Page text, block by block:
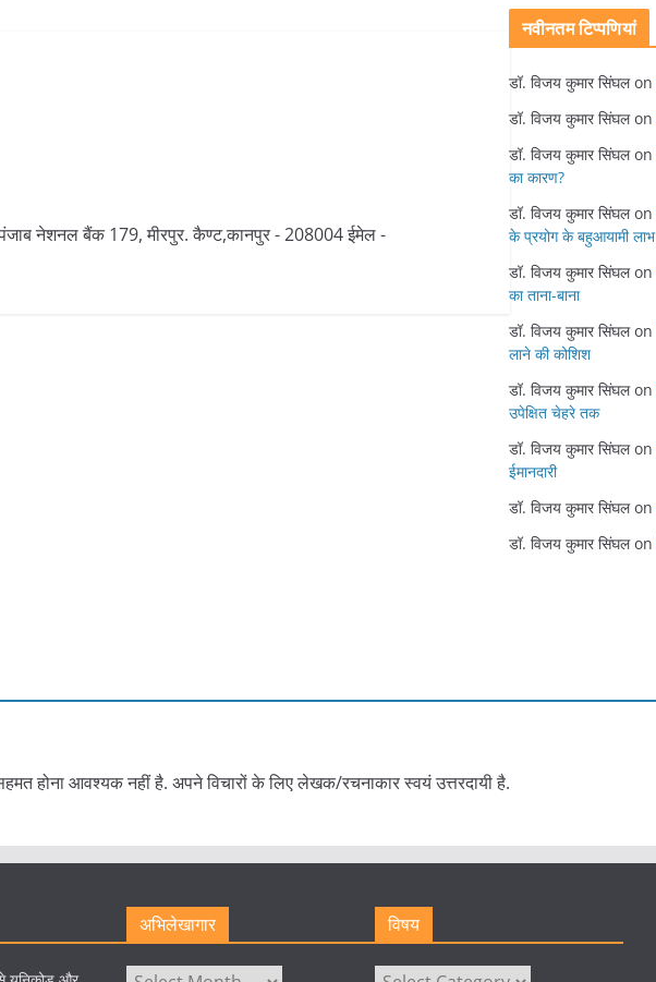
पंजाब नेशनल बैंक 179, मीरपुर. कैण्ट,कानपुर - 208004 ईमेल -
नवीनतम टिप्पणियां
डॉ. विजय कुमार सिंघलon
डॉ. विजय कुमार सिंघलon
डॉ. विजय कुमार सिंघलon
का कारण?
डॉ. विजय कुमार सिंघलon
के प्रयोग के बहुआयामी लाभ
डॉ. विजय कुमार सिंघलon
का ताना-बाना
डॉ. विजय कुमार सिंघलon
लाने की कोशिश
डॉ. विजय कुमार सिंघलon
उपेक्षित चेहरे तक
डॉ. विजय कुमार सिंघलon
ईमानदारी
डॉ. विजय कुमार सिंघलon
डॉ. विजय कुमार सिंघलon
होना आवश्यक नहीं है. अपने विचारों के लिए लेखक/रचनाकार स्वयं उत्तरदायी है.
अभिलेखागार विषय